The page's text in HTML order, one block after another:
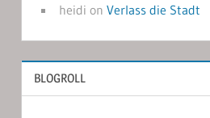
heidi on Verlass die Stadt
BLOGROLL